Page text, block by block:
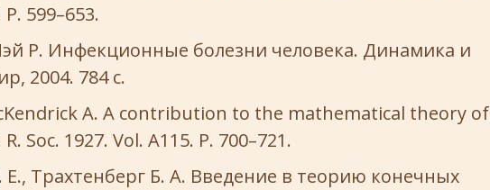
599–653.
Р. Инфекционные болезни человека. Динамика и
2004. 784 с.
A. A contribution to the mathematical theory of
Soc. 1927. Vol. A115. P. 700–721.
Трахтенберг Б. А. Введение в теорию конечных